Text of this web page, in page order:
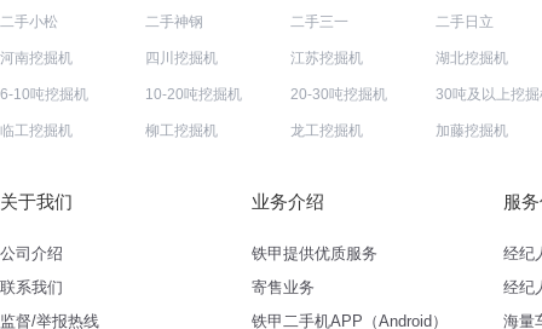
二手小松 二手神钢 二手三一 二手日立
河南挖掘机 四川挖掘机 江苏挖掘机 湖北挖掘机
6-10吨挖掘机 10-20吨挖掘机 20-30吨挖掘机 30吨及以上挖
临工挖掘机 柳工挖掘机 龙工挖掘机 加藤挖掘机
关于我们
公司介绍
联系我们
监督/举报热线
业务介绍
铁甲提供优质服务
寄售业务
铁甲二手机APP（Android）
服
经纪
经纪
海量